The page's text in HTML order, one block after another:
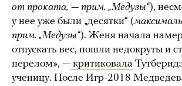
от проката, — прим. „Медузы“),
у нее уже были „десятки“ (
прим. „Медузы“). Женя начала
отпускать вес, пошли недокруты и
перелом», — критиковала
ученицу. После Игр-2018